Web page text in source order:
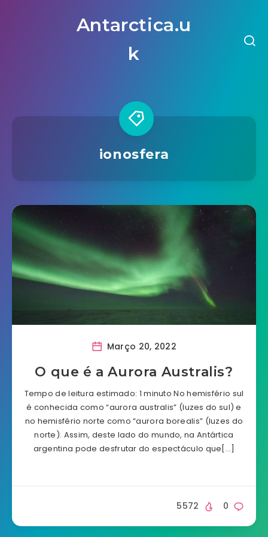
Antarctica.u
k
ionosfera
Março 20, 2022
O que é a Aurora Australis?
Tempo de leitura estimado: 1 minuto No hemisfério sul
é conhecida como “aurora australis” (luzes do sul) e
no hemisfério norte como “aurora borealis” (luzes do
norte). Assim, deste lado do mundo, na Antártica
argentina pode desfrutar do espectáculo que[…]
0
5572